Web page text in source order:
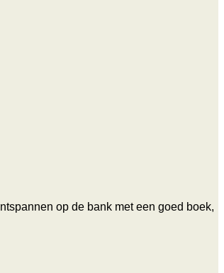
op de bank met een goed boek,